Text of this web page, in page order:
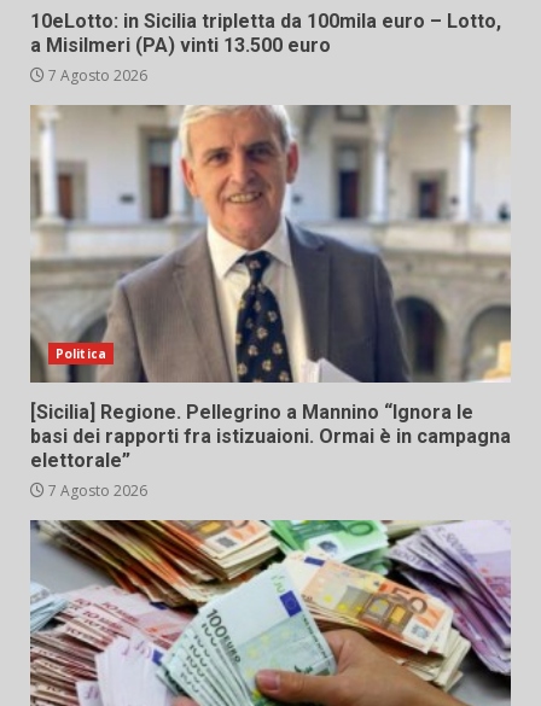
10eLotto: in Sicilia tripletta da 100mila euro – Lotto,
a Misilmeri (PA) vinti 13.500 euro
7 Agosto 2026
Politica
[Sicilia] Regione. Pellegrino a Mannino “Ignora le
basi dei rapporti fra istizuaioni. Ormai è in campagna
elettorale”
7 Agosto 2026